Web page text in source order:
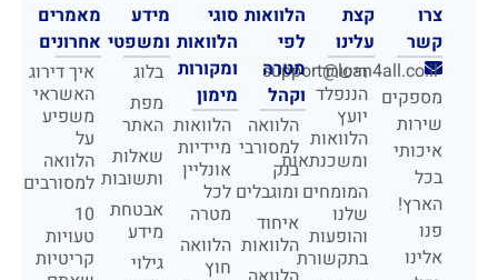
צרו
קשר
support@loan4all.co.il
מספקים
שירות
איכותי
בכל
הארץ!
פנו
אלינו
קצת
עלינו
רישרד
הננפלד
יועץ
הלוואות
ומשכנתאות
המומחים
שלנו
והופעות
בתקשורת
הלוואות
לפי
מטרה
וקהל
הלוואה
למסורבי
בנק
ומוגבלים
איחוד
הלוואות
סוגי
הלוואות
ומקורות
מימון
הלוואות
מיידיות
אונליין
לכל
מטרה
הלוואה
חוץ
מידע
ומשפטי
בלוג
מפת
האתר
שאלות
ותשובות
אבטחת
מידע
גילוי
מאמרים
אחרונים
איך דירוג
האשראי
משפיע
על
הלוואה
למסורבים
10
טעויות
קריטיות